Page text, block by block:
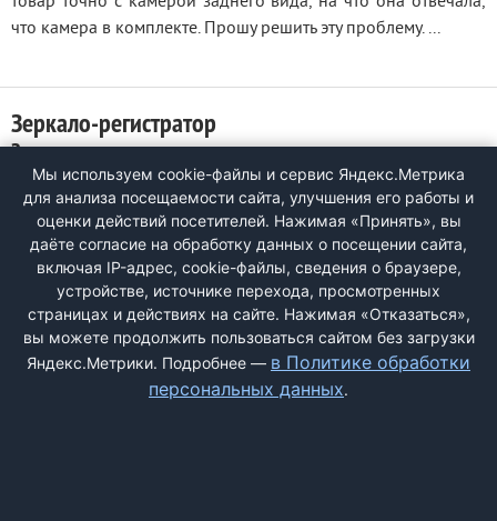
что камера в комплекте. Прошу решить эту проблему. ...
Зеркало-регистратор
Зеркало-регистратор
Заказывал зеркало-регистратор 10 в 1 fujcar fc 8 а пришло
простейшее car camera ...
< 1 2 >
Мы используем cookie-файлы и сервис Яндекс.Метрика
для анализа посещаемости сайта, улучшения его работы и
оценки действий посетителей. Нажимая «Принять», вы
даёте согласие на обработку данных о посещении сайта,
включая IP-адрес, cookie-файлы, сведения о браузере,
устройстве, источнике перехода, просмотренных
страницах и действиях на сайте. Нажимая «Отказаться»,
вы можете продолжить пользоваться сайтом без загрузки
Яндекс.Метрики. Подробнее — в Политике обработки
персональных данных.